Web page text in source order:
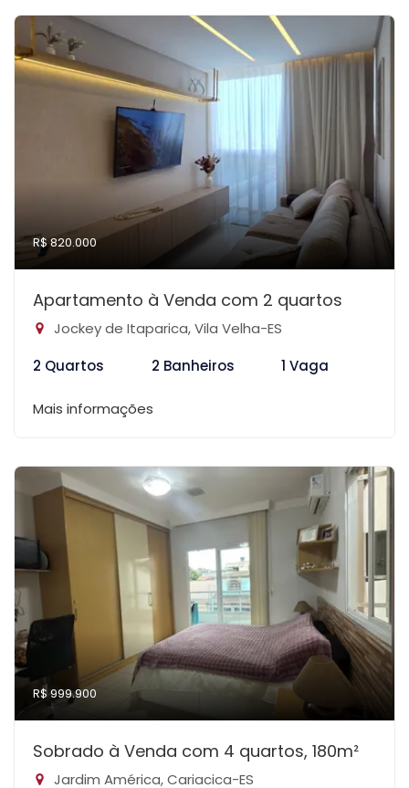
R$ 820.000
Apartamento à Venda com 2 quartos
Jockey de Itaparica, Vila Velha-ES
2 Quartos
2 Banheiros 1 Vaga
Mais informações
R$ 999.900
Sobrado à Venda com 4 quartos, 180m²
Jardim América, Cariacica-ES